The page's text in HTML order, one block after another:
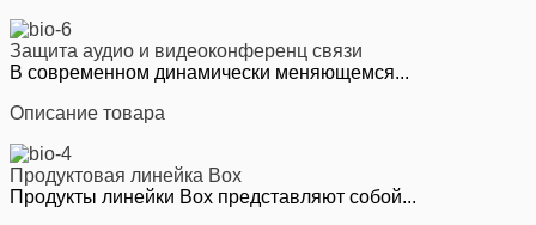
Защита аудио и видеоконференц связи
В современном динамически меняющемся...
Описание товара
Продуктовая линейка Box
Продукты линейки Box представляют собой...